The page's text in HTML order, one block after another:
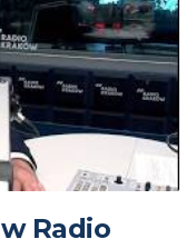
Radio